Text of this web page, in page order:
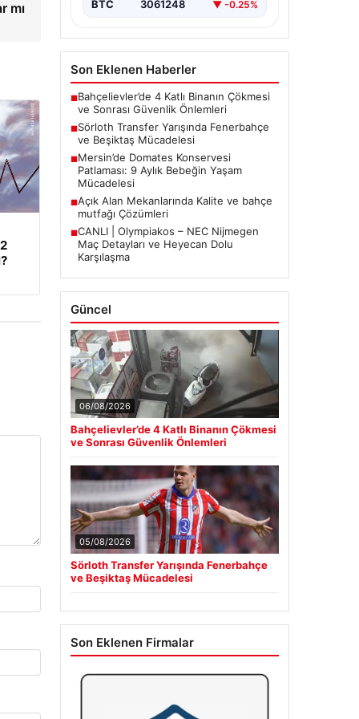
mı
BTC 3061248 ▼ -0.25%
Son Eklenen Haberler
■Bahçelievler’de 4 Katlı Binanın Çökmesi
ve Sonrası Güvenlik Önlemleri
■Sörloth Transfer Yarışında Fenerbahçe
ve Beşiktaş Mücadelesi
■Mersin’de Domates Konservesi
Patlaması: 9 Aylık Bebeğin Yaşam
Mücadelesi
■Açık Alan Mekanlarında Kalite ve bahçe
mutfağı Çözümleri
■CANLI | Olympiakos – NEC Nijmegen
Maç Detayları ve Heyecan Dolu
Karşılaşma
Güncel
06/08/2026
Bahçelievler’de 4 Katlı Binanın Çökmesi
ve Sonrası Güvenlik Önlemleri
05/08/2026
Sörloth Transfer Yarışında Fenerbahçe
ve Beşiktaş Mücadelesi
Son Eklenen Firmalar